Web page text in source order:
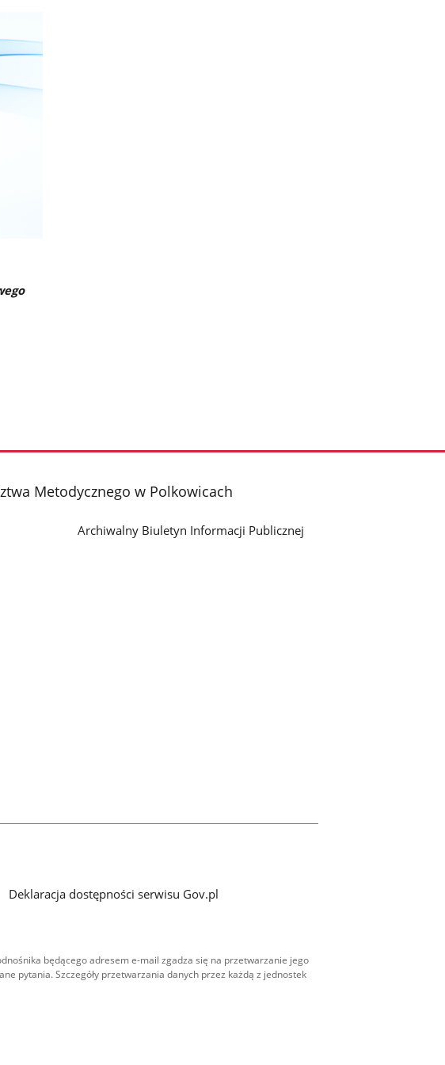
Metodycznego w Polkowicach
Archiwalny Biuletyn Informacji Publicznej
Deklaracja dostępności serwisu Gov.pl
będącego adresem e-mail zgadza się na przetwarzanie jego
pytania. Szczegóły przetwarzania danych przez każdą z jednostek